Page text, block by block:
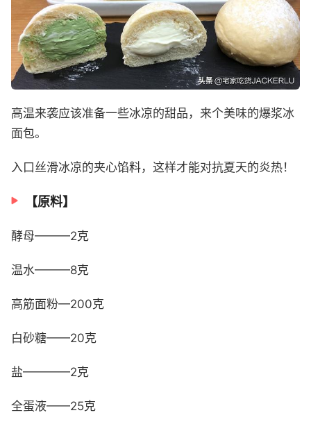
高温来袭应该准备一些冰凉的甜品，来个美味的爆浆冰
面包。
入口丝滑冰凉的夹心馅料，这样才能对抗夏天的炎热！
【原料】
酵母———2克
温水———8克
高筋面粉—200克
白砂糖——20克
盐————2克
全蛋液——25克